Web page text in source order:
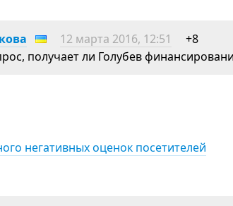
12 марта 2016, 12:51
+8
получает ли Голубев
негативных оценок посетителей